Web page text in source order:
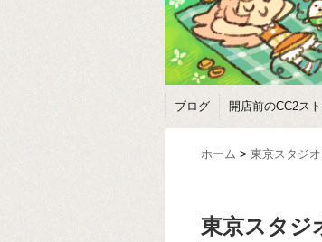
ブログ 開店前のCC2ス
ホーム > 東京スタジ
東京スタ